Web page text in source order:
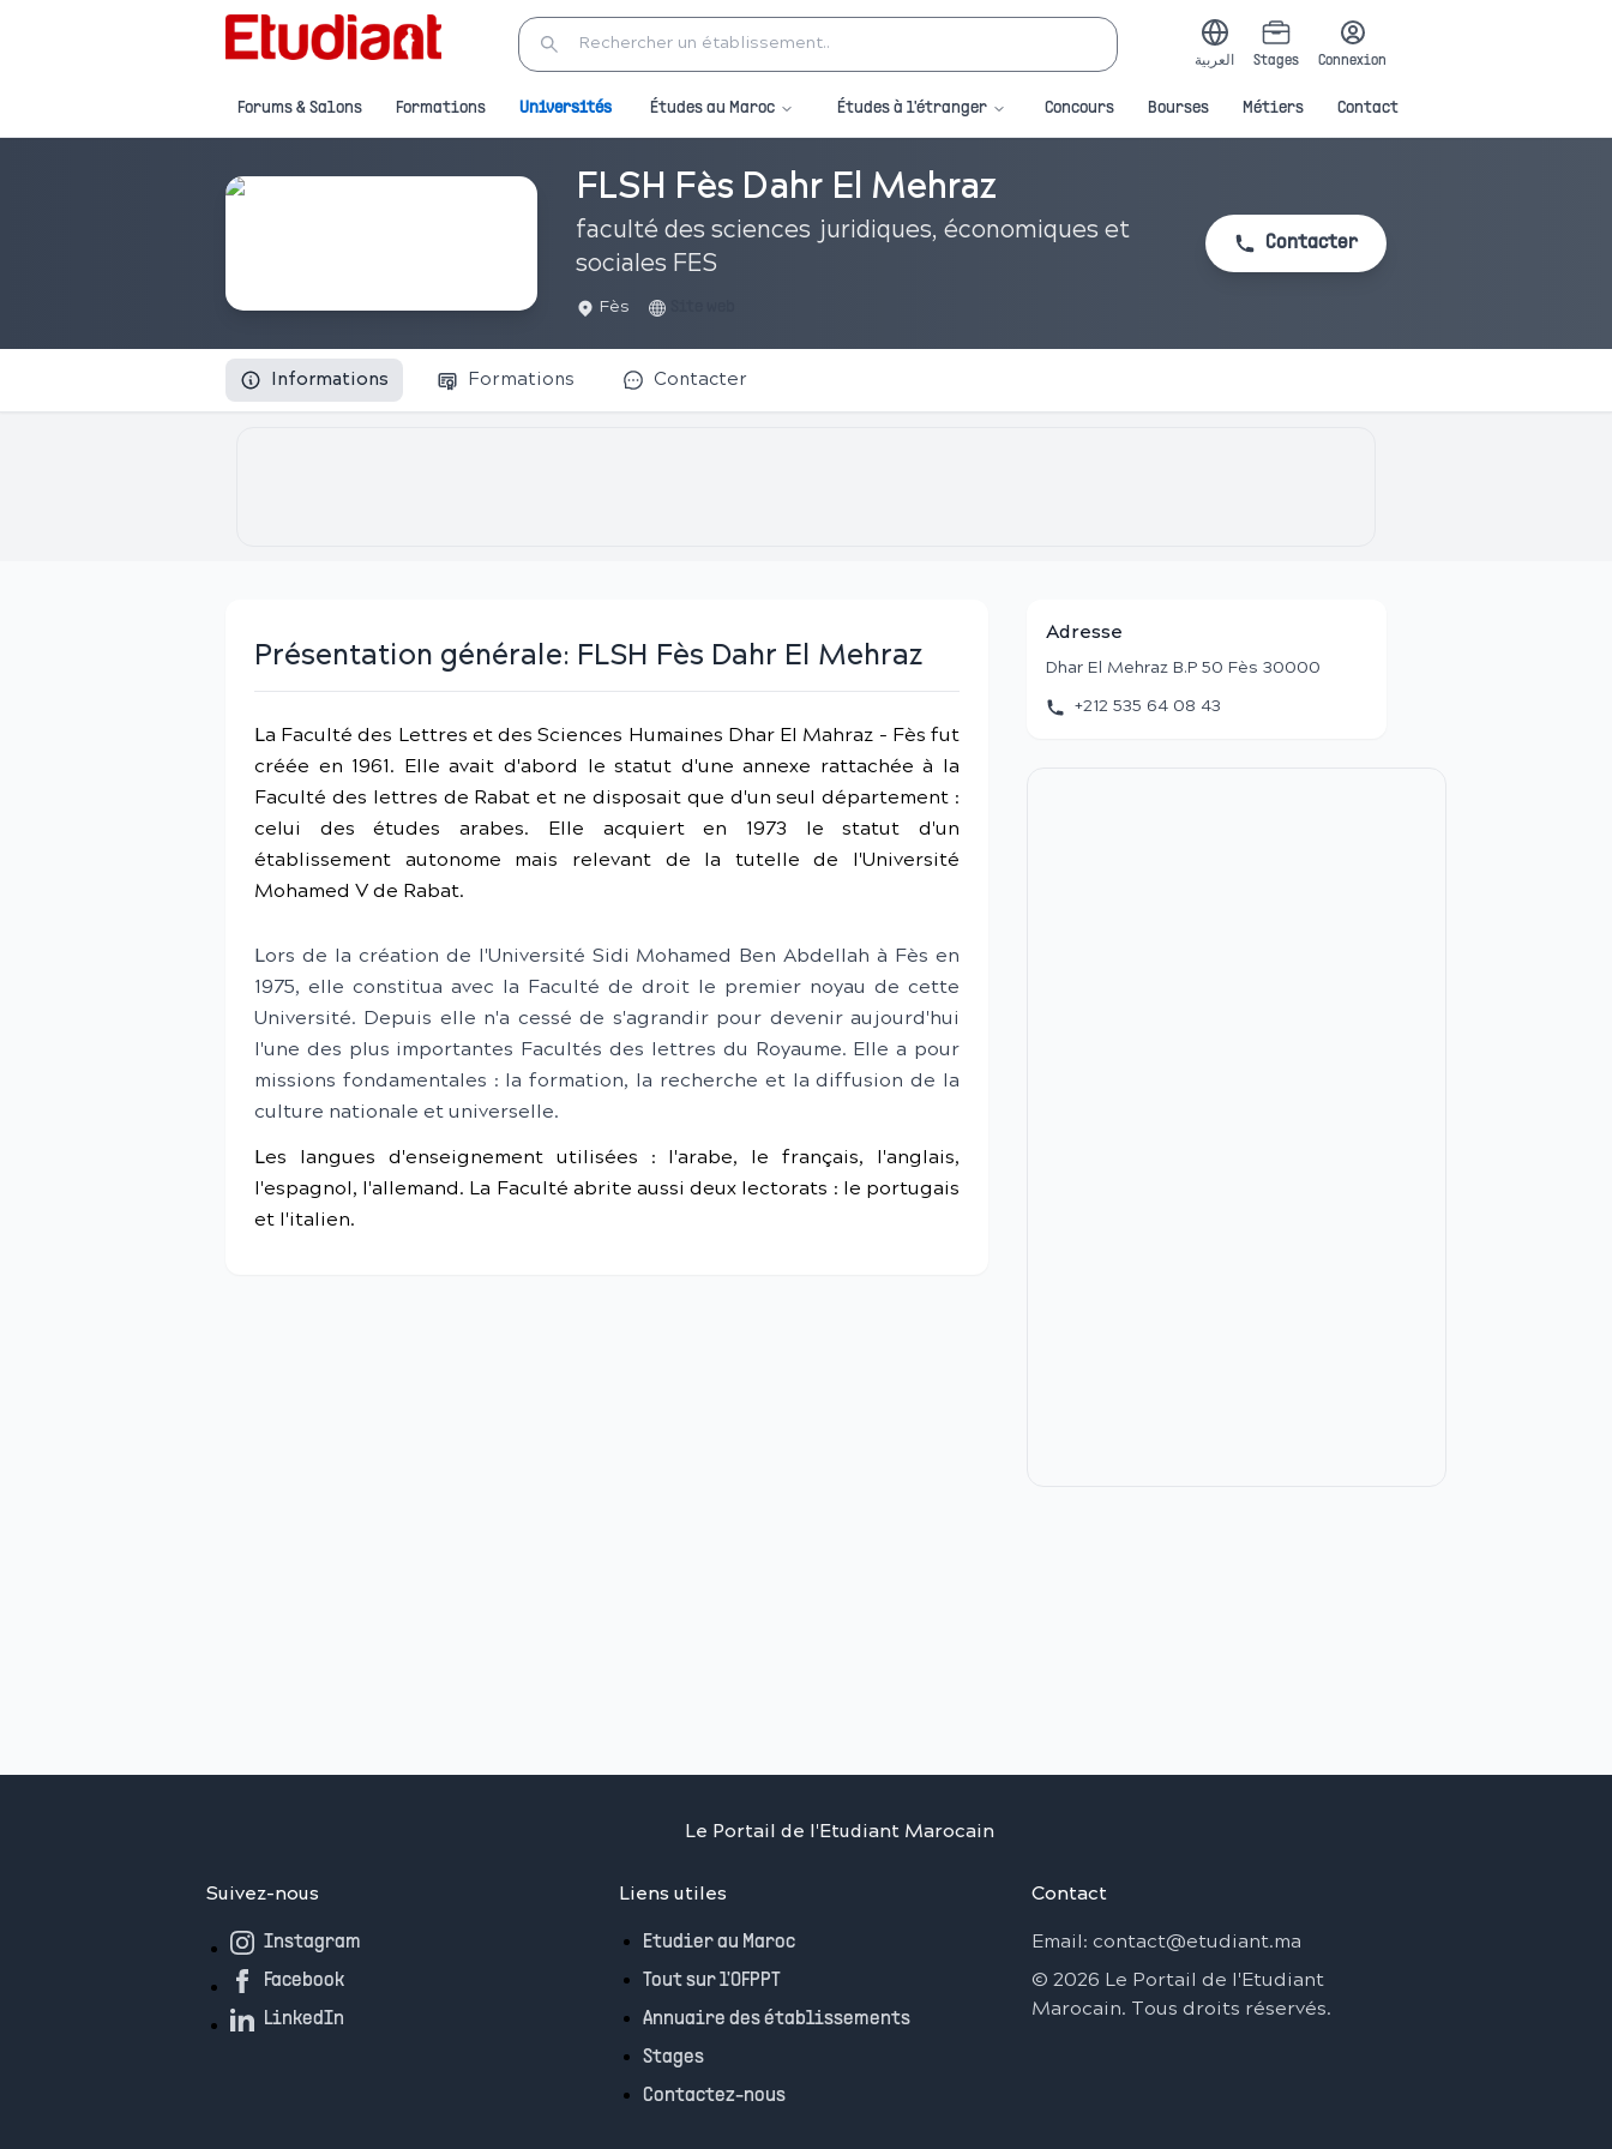
العربية Stages Connexion
Forums & Salons Formations Universités Études au Maroc Études à l'étranger Concours Bourses Métiers Contact
FLSH Fès Dahr El Mehraz
faculté des sciences juridiques, économiques et
sociales FES
Fès
Contacter
Informations Formations Contacter
Présentation générale: FLSH Fès Dahr El Mehraz
La Faculté des Lettres et des Sciences Humaines Dhar El Mahraz - Fès fut
créée en 1961. Elle avait d'abord le statut d'une annexe rattachée à la
Faculté des lettres de Rabat et ne disposait que d'un seul département :
celui des études arabes. Elle acquiert en 1973 le statut d'un
établissement autonome mais relevant de la tutelle de l'Université
Mohamed V de Rabat.
Lors de la création de l'Université Sidi Mohamed Ben Abdellah à Fès en
1975, elle constitua avec la Faculté de droit le premier noyau de cette
Université. Depuis elle n'a cessé de s'agrandir pour devenir aujourd'hui
l'une des plus importantes Facultés des lettres du Royaume. Elle a pour
missions fondamentales : la formation, la recherche et la diffusion de la
culture nationale et universelle.
Les langues d'enseignement utilisées : l'arabe, le français, l'anglais,
l'espagnol, l'allemand. La Faculté abrite aussi deux lectorats : le portugais
et l'italien.
Adresse
Dhar El Mehraz B.P 50 Fès 30000
+212 535 64 08 43
Le Portail de l'Etudiant Marocain
Suivez-nous
Instagram
Facebook
LinkedIn
Liens utiles
Etudier au Maroc
Tout sur l'OFPPT
Annuaire des établissements
Stages
Contactez-nous
Contact
Email: contact@etudiant.ma
© 2026 Le Portail de l'Etudiant
Marocain. Tous droits réservés.